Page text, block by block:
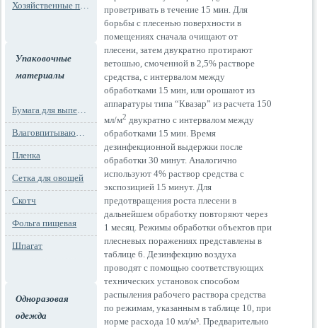
Хозяйственные пакеты
Упаковочные
материалы
Бумага для выпечки
Влаговпитывающие вкладыши
Пленка
Сетка для овощей
Скотч
Фольга пищевая
Шпагат
Одноразовая
одежда
проветривать в течение 15 мин. Для
борьбы с плесенью поверхности в
помещениях сначала очищают от
плесени, затем двукратно протирают
ветошью, смоченной в 2,5% растворе
средства, с интервалом между
обработками 15 мин, или орошают из
аппаратуры типа “Квазар” из расчета 150
мл/м2 двукратно с интервалом между
обработками 15 мин. Время
дезинфекционной выдержки после
обработки 30 минут. Аналогично
используют 4% раствор средства с
экспозицией 15 минут. Для
предотвращения роста плесени в
дальнейшем обработку повторяют через
1 месяц. Режимы обработки объектов при
плесневых поражениях представлены в
таблице 6. Дезинфекцию воздуха
проводят с помощью соответствующих
технических установок способом
распыления рабочего раствора средства
по режимам, указанным в таблице 10, при
норме расхода 10 мл/м³. Предварительно